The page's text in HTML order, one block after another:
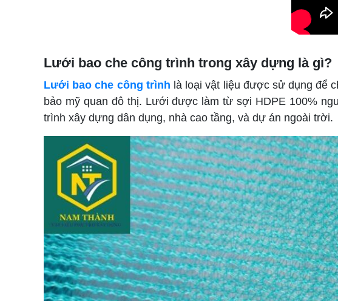
Lưới bao che công trình trong xây dựng là gì?
Lưới bao che công trình là loại vật liệu được sử dụng để
bảo mỹ quan đô thị. Lưới được làm từ sợi HDPE 100%
trình xây dựng dân dụng, nhà cao tầng, và dự án ngoài trời.